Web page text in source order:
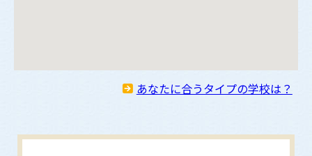
あなたに合うタイプの学校は？